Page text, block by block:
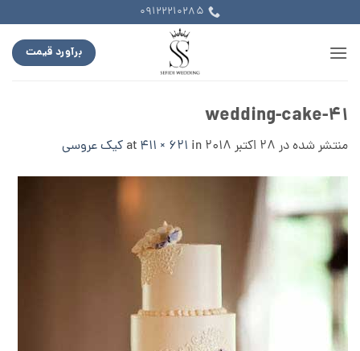
to
content
09122210285
برآورد قیمت
wedding-cake-41
منتشر شده در 28 اکتبر 2018 411 × 621 in کیک عروسی